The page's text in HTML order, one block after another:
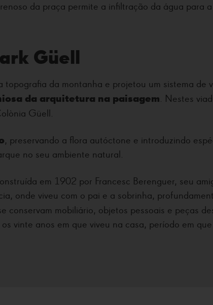
da praça permite a infiltração da água para
Güell
da montanha e projetou um sistema de
da arquitetura na paisagem. Nestes
Güell.
, preservando a flora autóctone e introduzindo
no seu ambiente natural.
em 1902 por Francesc Berenguer, seu
onde viveu com o pai e a sobrinha,
conservam mobiliário, objetos pessoais e peças
vinte anos em que viveu na casa, período em